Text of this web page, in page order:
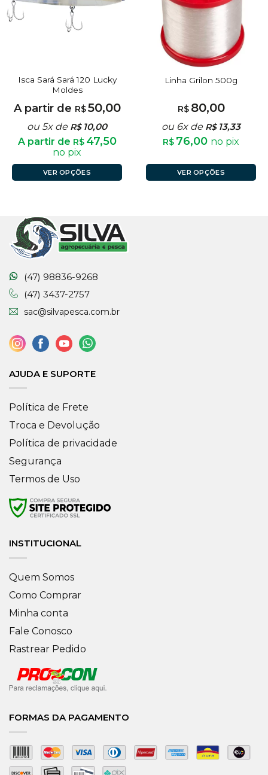
Isca Sará Sará 120 Lucky
Moldes
A partir de R$50,00
ou 5x de R$ 10,00
A partir de R$ 47,50
no pix
VER OPÇÕES
Linha Grilon 500g
R$ 80,00
ou 6x de R$ 13,33
R$ 76,00 no pix
VER OPÇÕES
(47) 98836-9268
(47) 3437-2757
sac@silvapesca.com.br
AJUDA E SUPORTE
Política de Frete
Troca e Devolução
Política de privacidade
Segurança
Termos de Uso
INSTITUCIONAL
Quem Somos
Como Comprar
Minha conta
Fale Conosco
Rastrear Pedido
FORMAS DA PAGAMENTO